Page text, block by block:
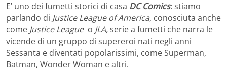
E’ uno dei fumetti storici di casa DC Comics: stiamo
parlando di Justice League of America, conosciuta anche
come Justice Leagueo JLA,serie a fumetti che narra le
vicende di un gruppo di supereroi nati negli anni
Sessanta e diventati popolarissimi, come Superman,
Batman, Wonder Woman e altri.